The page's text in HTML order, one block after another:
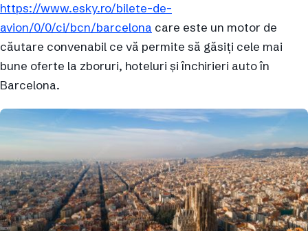
https://www.esky.ro/bilete-de-
avion/0/0/ci/bcn/barcelona care este un motor de
căutare convenabil ce vă permite să găsiți cele mai
bune oferte la zboruri, hoteluri și închirieri auto în
Barcelona.